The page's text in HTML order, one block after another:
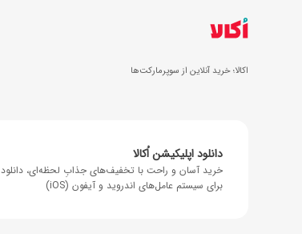
اکالا؛ خرید آنلاین از سوپرمارکت‌ها
دانلود اپلیکیشن اُکالا
خرید آسان و راحت با تخفیف‌های جذابِ لحظه‌ای، دانلود
برای سیستم عامل‌های اندروید و آیفون (iOS)